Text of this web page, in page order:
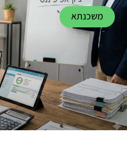
משכנתא